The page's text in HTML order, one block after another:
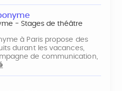
- Stages de théâtre
à Paris propose des
durant les vacances,
de communication,